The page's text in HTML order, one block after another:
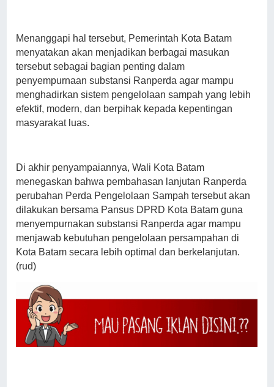
Menanggapi hal tersebut, Pemerintah Kota Batam
menyatakan akan menjadikan berbagai masukan
tersebut sebagai bagian penting dalam
penyempurnaan substansi Ranperda agar mampu
menghadirkan sistem pengelolaan sampah yang lebih
efektif, modern, dan berpihak kepada kepentingan
masyarakat luas.
Di akhir penyampaiannya, Wali Kota Batam
menegaskan bahwa pembahasan lanjutan Ranperda
perubahan Perda Pengelolaan Sampah tersebut akan
dilakukan bersama Pansus DPRD Kota Batam guna
menyempurnakan substansi Ranperda agar mampu
menjawab kebutuhan pengelolaan persampahan di
Kota Batam secara lebih optimal dan berkelanjutan.
(rud)